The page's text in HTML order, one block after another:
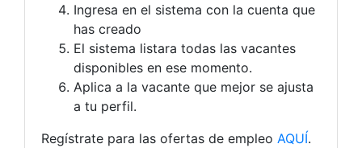
Ingresa en el sistema con la cuenta que
has creado
El sistema listara todas las vacantes
disponibles en ese momento.
Aplica a la vacante que mejor se ajusta
a tu perfil.
Regístrate para las ofertas de empleo AQUÍ.